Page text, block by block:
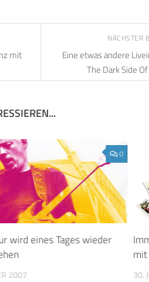
NÄCHSTER
Eine etwas andere
The Dark Side
mit
0
wird eines Tages wieder
2007
mit
30.